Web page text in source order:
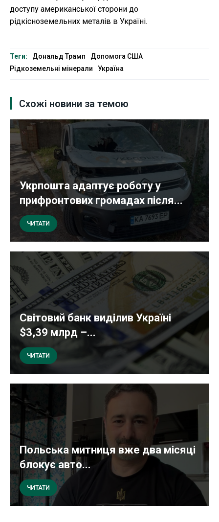
доступу американської сторони до
рідкісноземельних металів в Україні.
Теги: Дональд Трамп
Допомога США
Рідкоземельні мінерали
Україна
Схожі новини за темою
Укрпошта адаптує роботу у
прифронтових громадах після...
ЧИТАТИ
Світовий банк виділив Україні
$3,39 млрд –...
ЧИТАТИ
Польська митниця вже два місяці
блокує авто...
ЧИТАТИ